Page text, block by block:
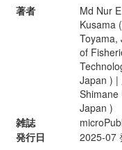
著者
Md Nur
Kusama
Toyama,
of
Japan ) |
Shimane
Japan )
雑誌
発行日
2025-07